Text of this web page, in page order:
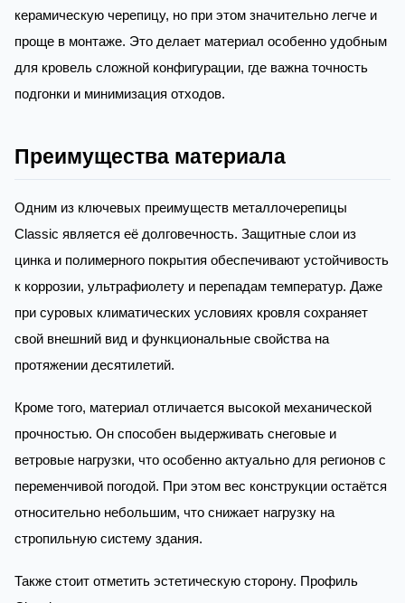
керамическую черепицу, но при этом значительно легче и
проще в монтаже. Это делает материал особенно удобным
для кровель сложной конфигурации, где важна точность
подгонки и минимизация отходов.
Преимущества материала
Одним из ключевых преимуществ металлочерепицы
Classic является её долговечность. Защитные слои из
цинка и полимерного покрытия обеспечивают устойчивость
к коррозии, ультрафиолету и перепадам температур. Даже
при суровых климатических условиях кровля сохраняет
свой внешний вид и функциональные свойства на
протяжении десятилетий.
Кроме того, материал отличается высокой механической
прочностью. Он способен выдерживать снеговые и
ветровые нагрузки, что особенно актуально для регионов с
переменчивой погодой. При этом вес конструкции остаётся
относительно небольшим, что снижает нагрузку на
стропильную систему здания.
Также стоит отметить эстетическую сторону. Профиль